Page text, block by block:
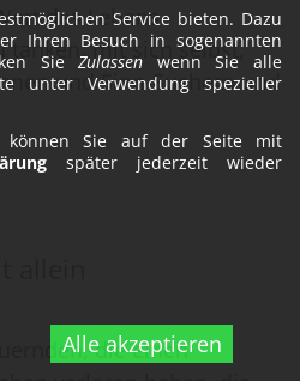
Service bieten. Dazu
Ihren Besuch in sogenannten
SieZulassen wenn Sie alle
unter Verwendung spezieller
können Sie auf der Seite mit
später jederzeit wieder
Alle akzeptieren
des Lebens
tanken, mit sich selbst,
und Sinn-Suchern und
die einen